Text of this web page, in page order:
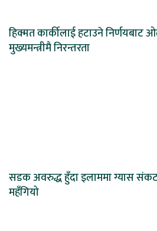
हिक्मत कार्कीलाई हटाउने निर्णयबाट
मुख्यमन्त्रीमै निरन्तरता
सडक अवरुद्ध हुँदा इलाममा ग्यास
महँगियो